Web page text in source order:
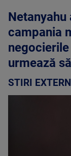
Netanyahu
campania
urmează
STIRI